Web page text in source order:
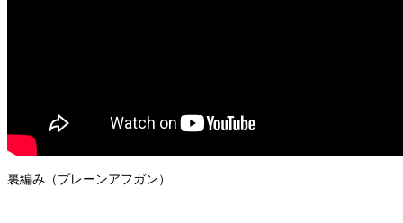
裏編み（プレーンアフガン）